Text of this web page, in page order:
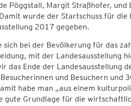
Pöggstall, Margit Straßhofer, und
wurde der Startschuss für die
2017 gegeben.
bei der Bevölkerung für das
mit der Landesausstellung
das Ende der
und Besuchern und
habe man „aus einem
gute Grundlage für die